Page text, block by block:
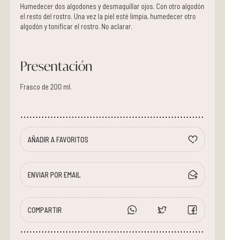
Humedecer dos algodones y desmaquillar ojos. Con otro algodón
el resto del rostro. Una vez la piel esté limpia, humedecer otro
algodón y tonificar el rostro. No aclarar.
Presentación
Frasco de 200 ml.
AÑADIR A FAVORITOS
ENVIAR POR EMAIL
COMPARTIR